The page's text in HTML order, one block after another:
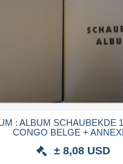
: ALBUM SCHAUBEKDE
CONGO BELGE +
± 8,08 USD